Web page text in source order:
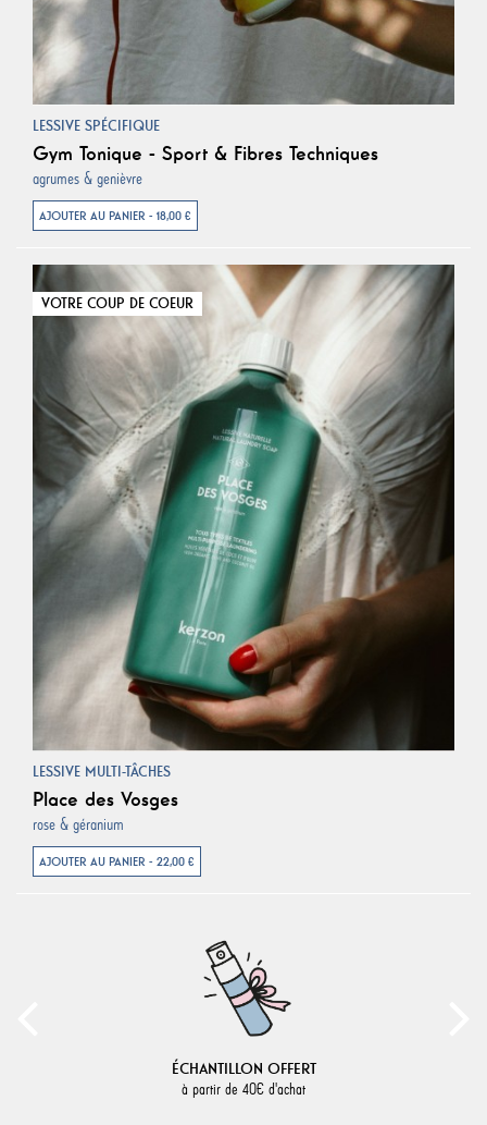
LESSIVE SPÉCIFIQUE
Gym Tonique - Sport & Fibres Techniques
agrumes & genièvre
AJOUTER AU PANIER - 18,00 €
VOTRE COUP DE COEUR
LESSIVE MULTI-TÂCHES
Place des Vosges
rose & géranium
AJOUTER AU PANIER - 22,00 €
ÉCHANTILLON OFFERT
à partir de 40€ d'achat